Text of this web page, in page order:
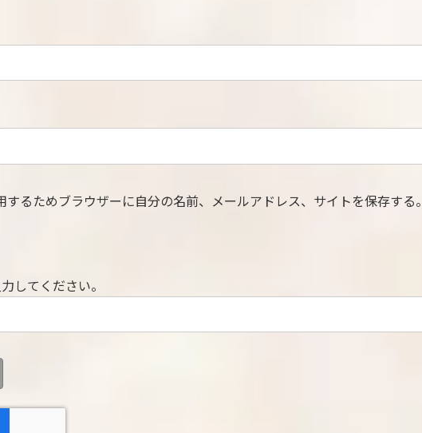
するためブラウザーに自分の名前、メールアドレス、サイトを保存する。
してください。